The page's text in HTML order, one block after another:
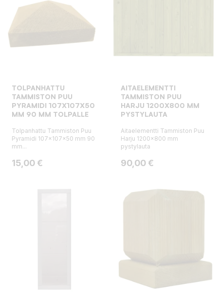
TOLPANHATTU
TAMMISTON PUU
PYRAMIDI 107X107X50
MM 90 MM TOLPALLE
Tolpanhattu Tammiston Puu
Pyramidi 107x107x50 mm 90
mm...
Hinta
15,00 €
AITAELEMENTTI
TAMMISTON PUU
HARJU 1200X800 MM
PYSTYLAUTA
Aitaelementti Tammiston Puu
Harju 1200x800 mm
pystylauta
Hinta
90,00 €